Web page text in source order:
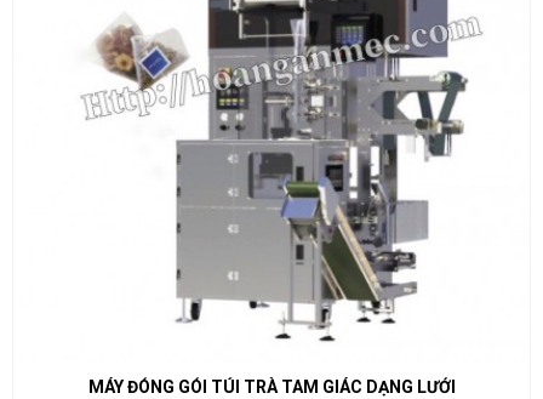
MÁY ĐÓNG GÓI TÚI TRÀ TAM GIÁC DẠNG LƯỚI